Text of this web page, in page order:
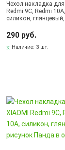
Чехол накладка для
Redmi 9C, Redmi 10A,
силикон,
290 руб.
Наличие: 3 шт.